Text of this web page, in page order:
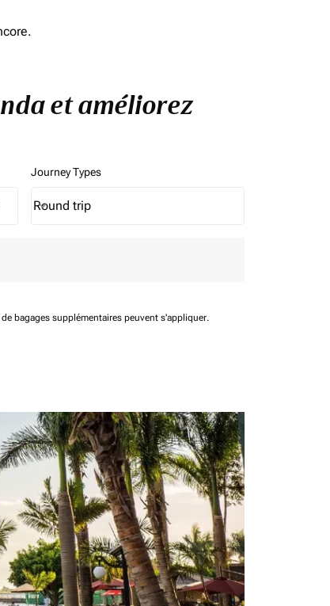
et améliorez
Journey Types
Journey Types option Round trip Selected
Round trip
keyboard_arrow_down
bagages supplémentaires peuvent s'appliquer.